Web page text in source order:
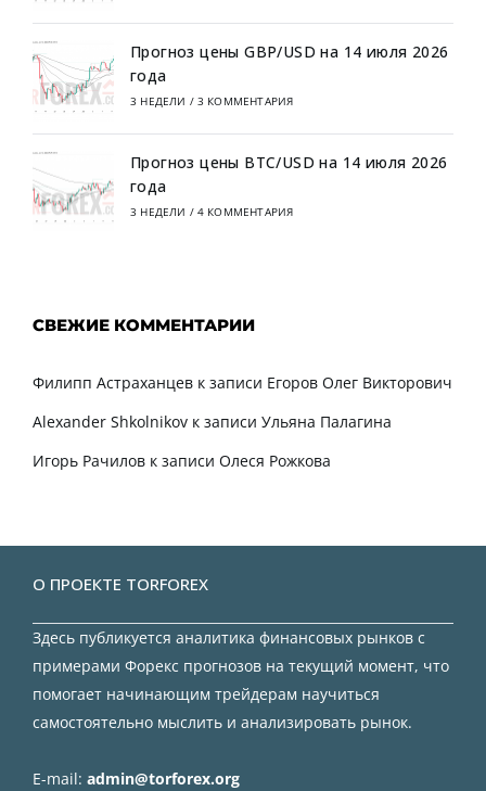
Прогноз цены GBP/USD на 14 июля 2026
года
3 НЕДЕЛИ / 3 КОММЕНТАРИЯ
Прогноз цены BTC/USD на 14 июля 2026
года
3 НЕДЕЛИ / 4 КОММЕНТАРИЯ
СВЕЖИЕ КОММЕНТАРИИ
Филипп Астраханцев к записи Егоров Олег Викторович
Alexander Shkolnikov к записи Ульяна Палагина
Игорь Рачилов к записи Олеся Рожкова
О ПРОЕКТЕ TORFOREX
Здесь публикуется аналитика финансовых рынков с
примерами Форекс прогнозов на текущий момент, что
помогает начинающим трейдерам научиться
самостоятельно мыслить и анализировать рынок.
E-mail: admin@torforex.org